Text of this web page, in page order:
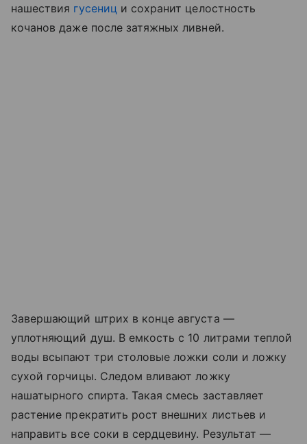
нашествия гусеници сохранит целостность
кочанов даже после затяжных ливней.
Завершающий штрих в конце августа —
уплотняющий душ. В емкость с 10 литрами теплой
воды всыпают три столовые ложки соли и ложку
сухой горчицы. Следом вливают ложку
нашатырного спирта. Такая смесь заставляет
растение прекратить рост внешних листьев и
направить все соки в сердцевину. Результат —